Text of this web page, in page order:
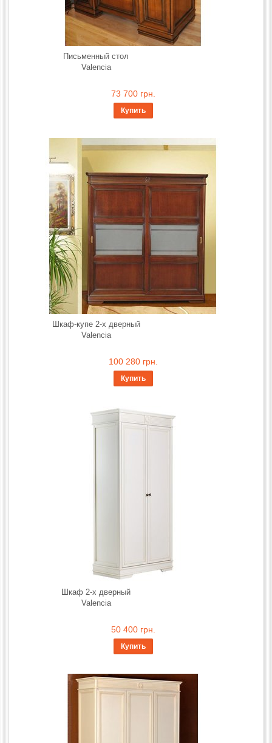
Письменный стол
Valencia
73 700 грн.
Купить
Шкаф-купе 2-х дверный
Valencia
100 280 грн.
Купить
Шкаф 2-х дверный
Valencia
50 400 грн.
Купить